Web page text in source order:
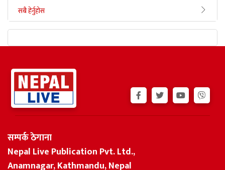
सबै हेर्नुहोस
सम्पर्क ठेगाना
Nepal Live Publication Pvt. Ltd.,
Anamnagar, Kathmandu, Nepal